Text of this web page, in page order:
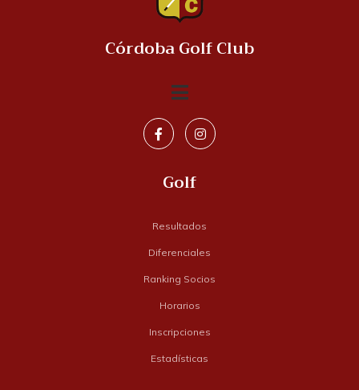
Córdoba Golf Club
Golf
Resultados
Diferenciales
Ranking Socios
Horarios
Inscripciones
Estadísticas